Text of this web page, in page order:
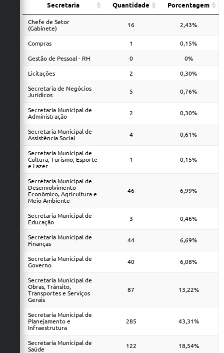
Secretaria Quantidade Porcentagem
Chefe de Setor
(Gabinete)
16 2,43%
Compras 1 0,15%
Gestão de Pessoal - RH 0 0%
Licitações 2 0,30%
Secretaria de Negócios
Jurídicos
5 0,76%
Secretaria Municipal de
Administração
2 0,30%
Secretaria Municipal de
Assistência Social
4 0,61%
Secretaria Municipal de
Cultura, Turismo, Esporte
e Lazer
1 0,15%
Secretaria Municipal de
Desenvolvimento
Econômico, Agricultura e
Meio Ambiente
46 6,99%
Secretaria Municipal de
Educação
3 0,46%
Secretaria Municipal de
Finanças
44 6,69%
Secretaria Municipal de
Governo
40 6,08%
Secretaria Municipal de
Obras, Trânsito,
Transportes e Serviços
Gerais
87 13,22%
Secretaria Municipal de
Planejamento e
Infraestrutura
285 43,31%
Secretaria Municipal de
Saúde
122 18,54%